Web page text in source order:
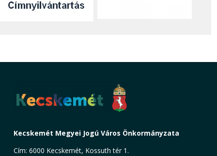
Kecskemét Megyei Jogú Város Önkormányzata
Cím: 6000 Kecskemét, Kossuth tér 1.